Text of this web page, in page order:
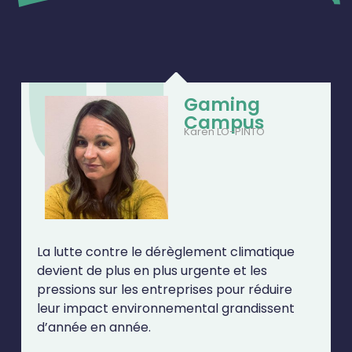
Gaming
Campus
Karen LO-PINTO
La lutte contre le dérèglement climatique
devient de plus en plus urgente et les
pressions sur les entreprises pour réduire
leur impact environnemental grandissent
d’année en année.